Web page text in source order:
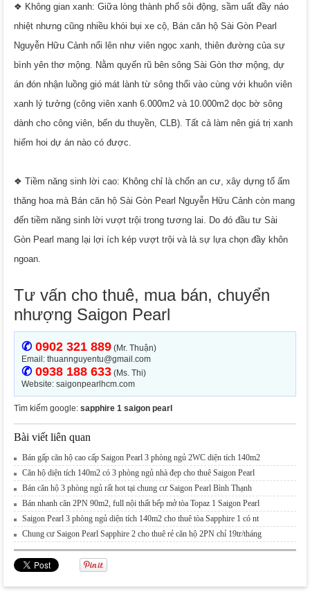
❖ Không gian xanh: Giữa lòng thành phố sôi động, sầm uất đầy náo
nhiệt nhưng cũng nhiều khói bụi xe cộ, Bán căn hộ Sài Gòn Pearl
Nguyễn Hữu Cảnh nổi lên như viên ngọc xanh, thiên đường của sự
bình yên thơ mộng. Nằm quyến rũ bên sông Sài Gòn thơ mộng, dự
án đón nhận luồng gió mát lành từ sông thổi vào cùng với khuôn viên
xanh lý tưởng (công viên xanh 6.000m2 và 10.000m2 dọc bờ sông
dành cho công viên, bến du thuyền, CLB). Tất cả làm nên giá trị xanh
hiếm hoi dự án nào có được.
❖ Tiềm năng sinh lời cao: Không chỉ là chốn an cư, xây dựng tổ ấm
thăng hoa mà Bán căn hộ Sài Gòn Pearl Nguyễn Hữu Cảnh còn mang
đến tiềm năng sinh lời vượt trội trong tương lai. Do đó đầu tư Sài
Gòn Pearl mang lại lợi ích kép vượt trội và là sự lựa chọn đầy khôn
ngoan.
Tư vấn cho thuê, mua bán, chuyển
nhượng Saigon Pearl
✆ 0902 321 889 (Mr. Thuận)
Email: thuannguyentu@gmail.com
✆ 0938 188 633 (Ms. Thi)
Website: saigonpearlhcm.com
Tìm kiếm google: sapphire 1 saigon pearl
Bài viết liên quan
Bán gấp căn hộ cao cấp Saigon Pearl 3 phòng ngủ 2WC diện tích 140m2
Căn hộ diện tích 140m2 có 3 phòng ngủ nhà đẹp cho thuê Saigon Pearl
Bán căn hộ 3 phòng ngủ rất hot tại chung cư Saigon Pearl Bình Thạnh
Bán nhanh căn 2PN 90m2, full nội thất bếp mở tòa Topaz 1 Saigon Pearl
Saigon Pearl 3 phòng ngủ diện tích 140m2 cho thuê tòa Sapphire 1 có nt
Chung cư Saigon Pearl Sapphire 2 cho thuê rẻ căn hộ 2PN chỉ 19tr/tháng